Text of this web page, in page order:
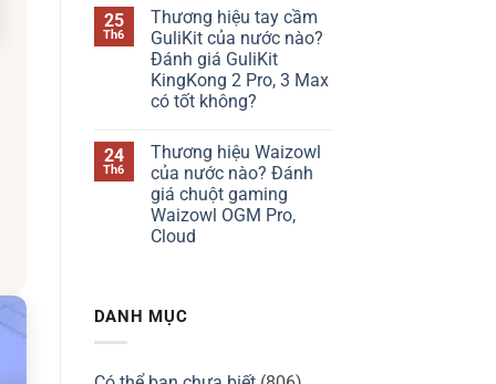
không?
nước
nào?
Đánh
giá
Kzzi
K75
có
tốt
bình
luận
ở
Thương
hiệu
Darmoshark
của
Đánh
giá
chuột
Darmoshark
có
tốt
không?
25
Th6
Thương hiệu tay cầm
GuliKit của nước nào?
Đánh giá GuliKit
KingKong 2 Pro, 3 Max
có tốt không?
bình
luận
ở
Thương
hiệu
tay
cầm
Đánh
giá
24
Th6
Thương hiệu Waizowl
của nước nào? Đánh
giá chuột gaming
Waizowl OGM Pro,
Cloud
ở
Thương
của
DANH MỤC